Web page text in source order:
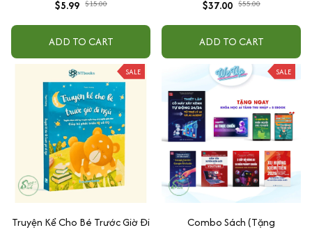
$5.99 $15.00
ADD TO CART
$37.00 $55.00
ADD TO CART
SALE
Truyện Kể Cho Bé Trước Giờ Đi
SALE
Combo Sách (Tặng